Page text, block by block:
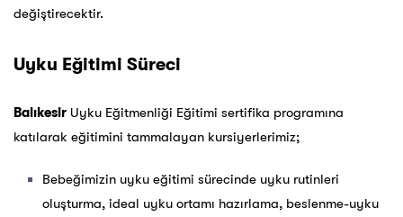
değiştirecektir.
Uyku Eğitimi Süreci
Balıkesir Uyku Eğitmenliği Eğitimi sertifika programına
katılarak eğitimini tammalayan kursiyerlerimiz;
Bebeğimizin uyku eğitimi sürecinde uyku rutinleri
oluşturma, ideal uyku ortamı hazırlama, beslenme-uyku